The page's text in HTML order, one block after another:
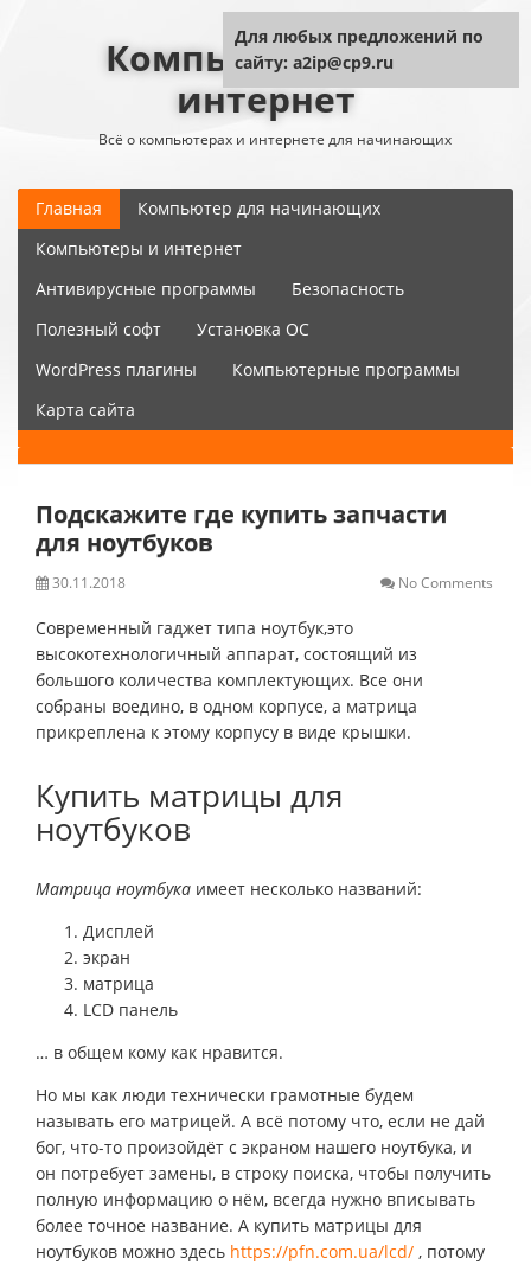
Компьютер плюс
интернет
Всё о компьютерах и интернете для начинающих
Главная
Компьютер для начинающих
Компьютеры и интернет
Антивирусные программы
Безопасность
Полезный софт
Установка ОС
WordPress плагины
Компьютерные программы
Карта сайта
Подскажите где купить запчасти
для ноутбуков
30.11.2018 No Comments
Современный гаджет типа ноутбук,это
высокотехнологичный аппарат, состоящий из
большого количества комплектующих. Все они
собраны воедино, в одном корпусе, а матрица
прикреплена к этому корпусу в виде крышки.
Купить матрицы для
ноутбуков
Матрица ноутбука имеет несколько названий:
Дисплей
экран
матрица
LCD панель
… в общем кому как нравится.
Но мы как люди технически грамотные будем
называть его матрицей. А всё потому что, если не дай
бог, что-то произойдёт с экраном нашего ноутбука, и
он потребует замены, в строку поиска, чтобы получить
полную информацию о нём, всегда нужно вписывать
более точное название. А купить матрицы для
ноутбуков можно здесь https://pfn.com.ua/lcd/ , потому
Для любых предложений по
сайту: a2ip@cp9.ru